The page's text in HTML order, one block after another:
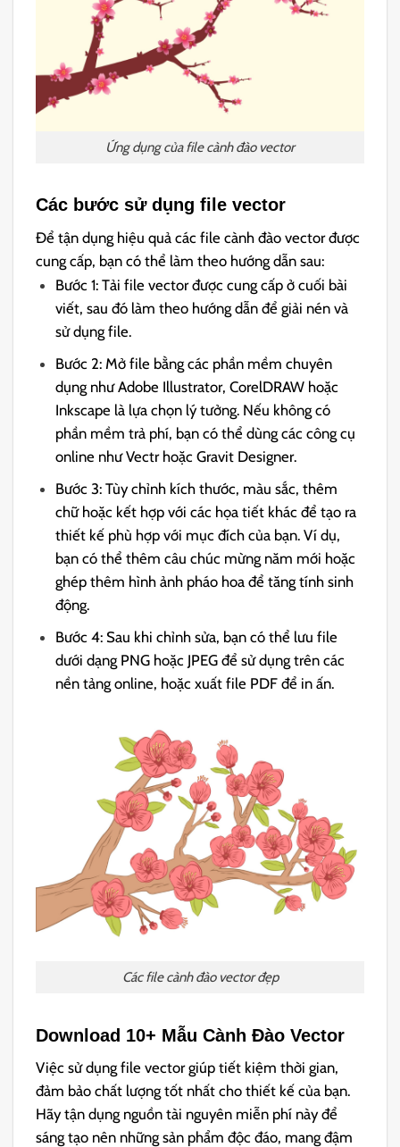
Ứng dụng của file cành đào vector
Các bước sử dụng file vector
Để tận dụng hiệu quả các file cành đào vector được
cung cấp, bạn có thể làm theo hướng dẫn sau:
Bước 1: Tải file vector được cung cấp ở cuối bài
viết, sau đó làm theo hướng dẫn để giải nén và
sử dụng file.
Bước 2: Mở file bằng các phần mềm chuyên
dụng như Adobe Illustrator, CorelDRAW hoặc
Inkscape là lựa chọn lý tưởng. Nếu không có
phần mềm trả phí, bạn có thể dùng các công cụ
online như Vectr hoặc Gravit Designer.
Bước 3: Tùy chỉnh kích thước, màu sắc, thêm
chữ hoặc kết hợp với các họa tiết khác để tạo ra
thiết kế phù hợp với mục đích của bạn. Ví dụ,
bạn có thể thêm câu chúc mừng năm mới hoặc
ghép thêm hình ảnh pháo hoa để tăng tính sinh
động.
Bước 4: Sau khi chỉnh sửa, bạn có thể lưu file
dưới dạng PNG hoặc JPEG để sử dụng trên các
nền tảng online, hoặc xuất file PDF để in ấn.
Các file cành đào vector đẹp
Download 10+ Mẫu Cành Đào Vector
Việc sử dụng file vector giúp tiết kiệm thời gian,
đảm bảo chất lượng tốt nhất cho thiết kế của bạn.
Hãy tận dụng nguồn tài nguyên miễn phí này để
sáng tạo nên những sản phẩm độc đáo, mang đậm